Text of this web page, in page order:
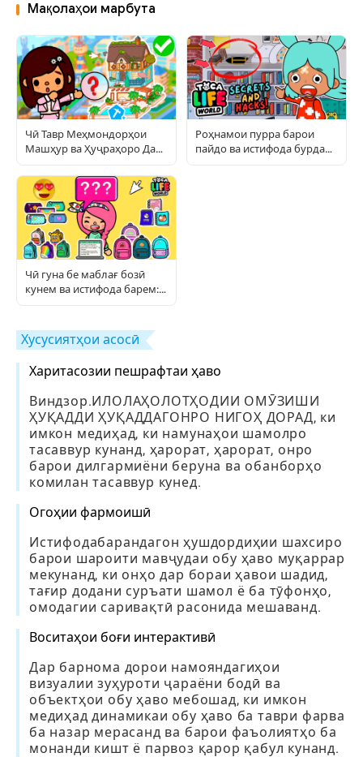
Мақолаҳои марбута
Чӣ Тавр Меҳмондорҳои
Машҳур ва Ҳуҷраҳоро Дар
Намудан
Роҳнамои пурра барои
пайдо ва истифода бурдани
Чӣ гуна бе маблағ бозӣ
кунем ва истифода барем:
Хусусиятҳои асосӣ
Харитасозии пешрафтаи ҳаво
Виндзор.ИЛОЛАҲОЛОТҲОДИИ ОМӮЗИШИ
ҲУҚАДДИ ҲУҚАДДАГОНРО НИГОҲ ДОРАД, ки
имкон медиҳад, ки намунаҳои шамолро
тасаввур кунанд, ҳарорат, ҳарорат, онро
барои дилгармиёни беруна ва обанборҳо
комилан тасаввур кунед.
Огоҳии фармоишӣ
Истифодабарандагон ҳушдордиҳии шахсиро
барои шароити мавҷудаи обу ҳаво муқаррар
мекунанд, ки онҳо дар бораи ҳавои шадид,
тағир додани суръати шамол ё ба тӯфонҳо,
омодагии саривақтӣ расонида мешаванд.
Воситаҳои боғи интерактивӣ
Дар барнома дорои намояндагиҳои
визуалии зуҳуроти ҷараёни бодӣ ва
объектҳои обу ҳаво мебошад, ки имкон
медиҳад динамикаи обу ҳаво ба таври фарва
ба назар мерасанд ва барои фаъолиятҳо ба
монанди кишт ё парвоз қарор қабул кунанд.